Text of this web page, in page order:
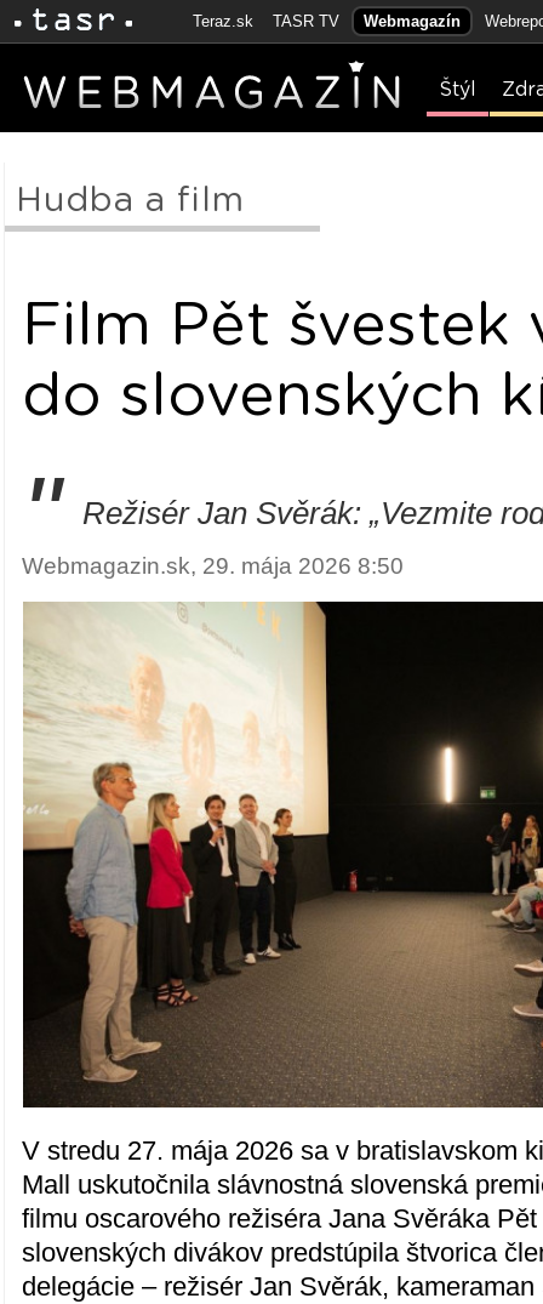
Teraz.sk TASR TV Webmagazín
Štýl
Hudba a film
Film Pět švestek
do slovenských
" Režisér Jan Svěrák: „Vezmite
Webmagazin.sk, 29. mája 2026 8:50
V stredu 27. mája 2026 sa v bratislavskom
Mall uskutočnila slávnostná slovenská
filmu oscarového režiséra Jana Svěráka
slovenských divákov predstúpila štvorica
delegácie – režisér Jan Svěrák,